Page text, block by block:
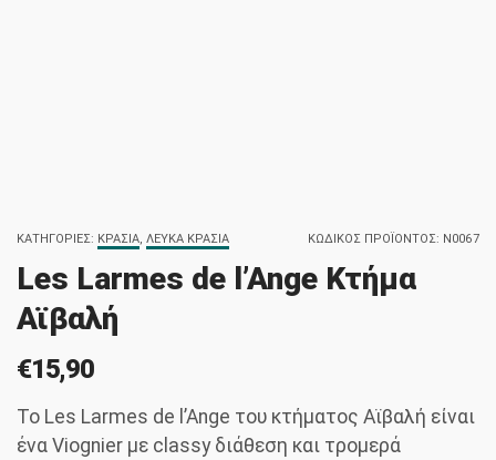
ΚΩΔΙΚΌΣ ΠΡΟΪΌΝΤΟΣ: N0067
ΚΑΤΗΓΟΡΊΕΣ: ΚΡΑΣΙΆ, ΛΕΥΚΆ ΚΡΑΣΙΆ
Les Larmes de l’Ange Κτήμα
Αϊβαλή
€15,90
Το Les Larmes de l’Ange του κτήματος Αϊβαλή είναι
ένα Viognier με classy διάθεση και τρομερά